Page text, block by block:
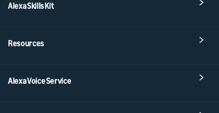
Alexa Skills Kit
Resources
Alexa Voice Service